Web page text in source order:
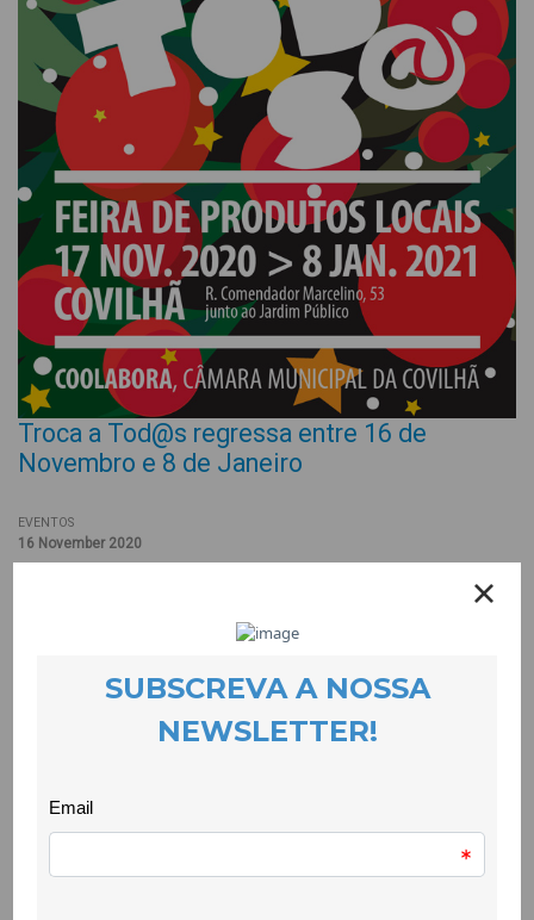
Troca a Tod@s regressa entre 16 de
Novembro e 8 de Janeiro
EVENTOS
16 November 2020
A CooLabora promove mais uma edição da iniciativa Troca a
Tod@s. Esta edição especial decorrerá num modelo adaptado
à crise pandémica e terá lugar nas instalações da CooLabora,
no rés-do-chão do Centro de Inclusão Social (junto ao Jardim
Público). Desta vez a venda dos produtos será assegurada pela
equipa da CooLabora, de forma a reduzir o número de pessoas
A mostra Troca a Tod@s abrirá no dia 16 de Novembro e
funcionará entre as 9:30 e as 18h, com intervalo para almoço